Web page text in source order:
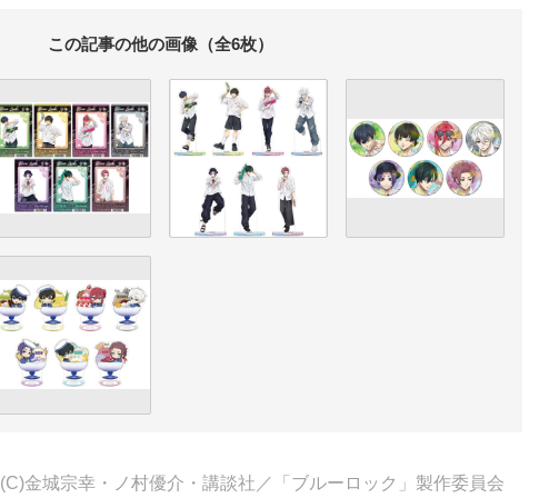
この記事の他の画像（全6枚）
(C)金城宗幸・ノ村優介・講談社／「ブルーロック」製作委員会